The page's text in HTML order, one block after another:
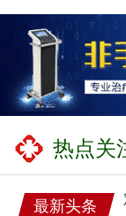
热点关
最新头条